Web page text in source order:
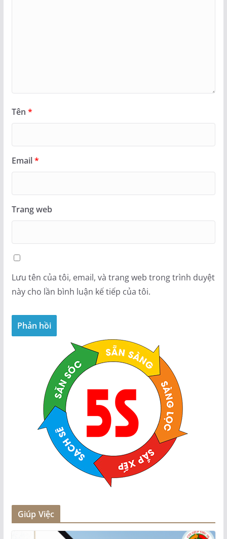
Tên *
Email*
Trang web
Lưu tên của tôi, email, và trang web trong trình duyệt
này cho lần bình luận kế tiếp của tôi.
Giúp Việc